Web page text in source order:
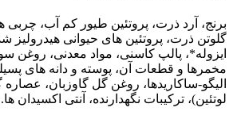
برنج، آرد ذرت، پروتئین طیور کم آب، چربی
گلوتن ذرت، پروتئین های حیوانی هیدرولیز
ایزوله*، پالپ کاسنی، مواد معدنی، روغن
الیگو-ساکاریدها، روغن گل گاوزبان،
لوتئین)، ترکیبات نگهدارنده، آنتی اکسیدان ها.